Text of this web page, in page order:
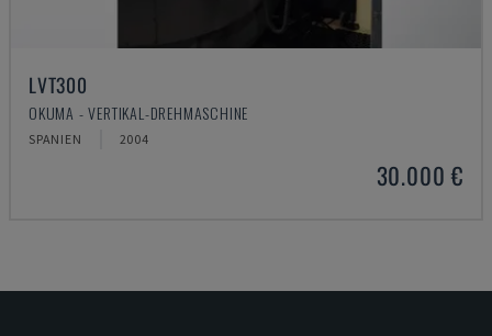
LVT300
OKUMA - VERTIKAL-DREHMASCHINE
SPANIEN 2004
30.000 €